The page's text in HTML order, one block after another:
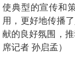
使典型的宣传和
用，更好地传播
献的良好氛围，
席记者 孙启孟）